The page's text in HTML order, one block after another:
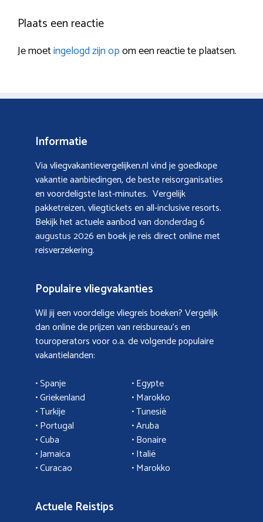
Plaats een reactie
Je moetingelogd zijn opom een reactie te plaatsen.
Informatie
Via vliegvakantievergelijken.nl vind je goedkope
vakantie aanbiedingen, de beste reisorganisaties
en voordeligste last-minutes. Vergelijk
pakketreizen, vliegtickets en all-inclusive resorts.
Bekijk het actuele aanbod vandonderdag 6
augustus 2026en boek je reis direct online met
reisverzekering.
Populaire vliegvakanties
Wil jij een voordelige vliegreis boeken? Vergelijk
dan online de prijzen van reisbureau’s en
touroperators voor o.a. de volgende populaire
vakantielanden:
• Spanje
• Griekenland
• Turkije
•Portugal
•Cuba
•Jamaica
• Curacao
• Egypte
•Marokko
• Tunesië
•Aruba
• Bonaire
•Italië
•Marokko
Actuele Reistips